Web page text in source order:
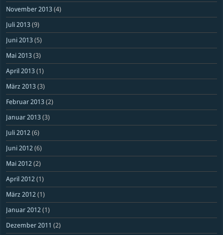
November 2013 (4)
Juli 2013 (9)
Juni 2013 (5)
Mai 2013 (3)
April 2013 (1)
März 2013 (3)
Februar 2013 (2)
Januar 2013 (3)
Juli 2012 (6)
Juni 2012 (6)
Mai 2012 (2)
April 2012 (1)
März 2012 (1)
Januar 2012 (1)
Dezember 2011 (2)